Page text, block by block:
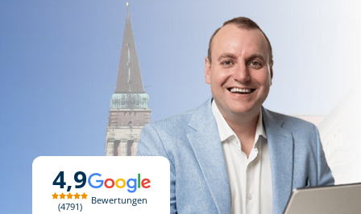
4,9
4791
Bewertungen